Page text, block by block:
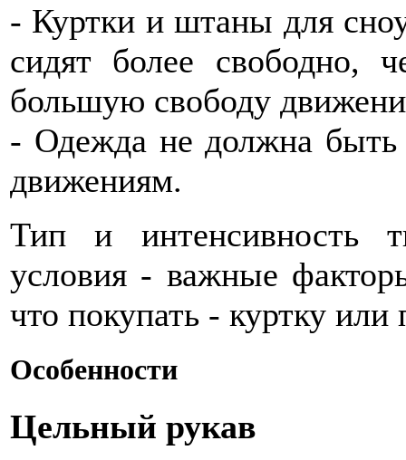
- Куртки и штаны для
сидят более свободно,
большую свободу
- Одежда не должна
движениям.
Тип и интенсивность
условия - важные
что покупать - куртку или
Особенности
Цельный рукав